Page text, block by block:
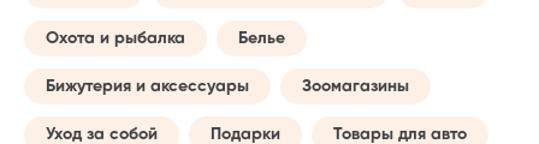
Охота и рыбалка Белье
Бижутерия и аксессуары Зоомагазины
Уход за собой Подарки Товары для авто